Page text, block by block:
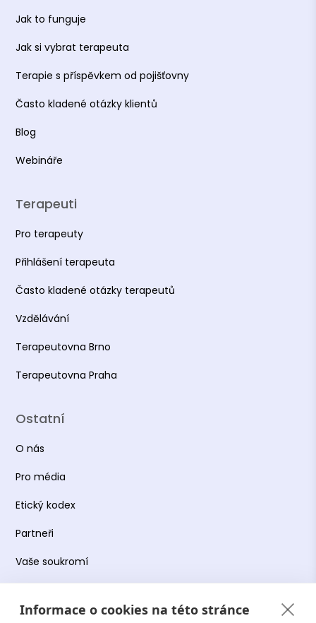
Informace o cookies na této stránce
Jak to funguje
Jak si vybrat terapeuta
Terapie s příspěvkem od pojišťovny
Často kladené otázky klientů
Blog
Webináře
Terapeuti
Pro terapeuty
Přihlášení terapeuta
Často kladené otázky terapeutů
Vzdělávání
Terapeutovna Brno
Terapeutovna Praha
Ostatní
O nás
Pro média
Etický kodex
Partneři
Vaše soukromí
Obchodní podmínky